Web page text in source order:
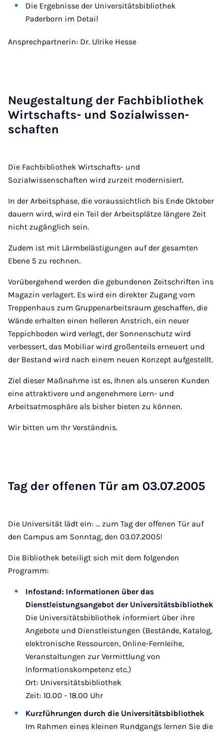
Die Ergebnisse der Universitätsbibliothek
Paderborn im Detail
Ansprechpartnerin: Dr. Ulrike Hesse
Neu­ge­stal­tung der Fach­bi­blio­thek
Wirt­schafts- und So­zi­al­wis­sen­
schaf­ten
Die Fachbibliothek Wirtschafts- und
Sozialwissenschaften wird zurzeit modernisiert.
In der Arbeitsphase, die voraussichtlich bis Ende Oktober
dauern wird, wird ein Teil der Arbeitsplätze längere Zeit
nicht zugänglich sein.
Zudem ist mit Lärmbelästigungen auf der gesamten
Ebene 5 zu rechnen.
Vorübergehend werden die gebundenen Zeitschriften ins
Magazin verlagert. Es wird ein direkter Zugang vom
Treppenhaus zum Gruppenarbeitsraum geschaffen, die
Wände erhalten einen helleren Anstrich, ein neuer
Teppichboden wird verlegt, der Sonnenschutz wird
verbessert, das Mobiliar wird großenteils erneuert und
der Bestand wird nach einem neuen Konzept aufgestellt.
Ziel dieser Maßnahme ist es, Ihnen als unseren Kunden
eine attraktivere und angenehmere Lern- und
Arbeitsatmosphäre als bisher bieten zu können.
Wir bitten um Ihr Verständnis.
Tag der of­fe­nen Tür am 03.07.2005
Die Universität lädt ein: ... zum Tag der offenen Tür auf
den Campus am Sonntag, den 03.07.2005!
Die Bibliothek beteiligt sich mit dem folgenden
Programm:
Infostand: Informationen über das
Dienstleistungsangebot der Universitätsbibliothek
Die Universitätsbibliothek informiert über ihre
Angebote und Dienstleistungen (Bestände, Katalog,
elektronische Ressourcen, Online-Fernleihe,
Veranstaltungen zur Vermittlung von
Informationskompetenz etc.)
Ort: Universitätsbibliothek
Zeit: 10.00 - 18.00 Uhr
Kurzführungen durch die Universitätsbibliothek
Im Rahmen eines kleinen Rundgangs lernen Sie die